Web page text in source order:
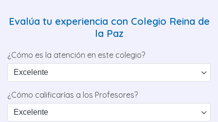
Evalúa tu experiencia con Colegio Reina de
la Paz
¿Cómo es la atención en este colegio?
¿Cómo calificarías a los Profesores?